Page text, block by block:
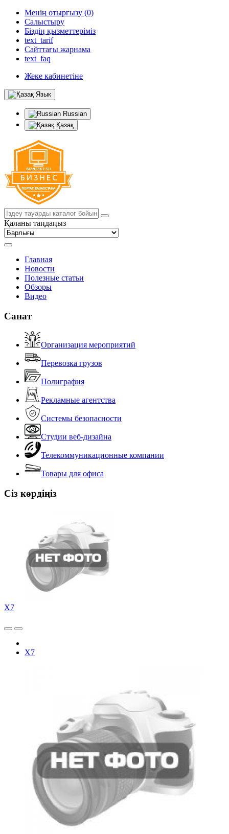
Менің отырғызу (0)
Салыстыру
Біздің қызметтеріміз
text_tarif
Сайттағы жарнама
text_faq
Жеке кабинетіне
Язык
Russian
Қазақ
Қаланы таңдаңыз
Главная
Новости
Полезные статьи
Обзоры
Видео
Санат
Организация мероприятий
Перевозка грузов
Полиграфия
Рекламные агентства
Системы безопасности
Студии веб-дизайна
Телекоммуникационные компании
Товары для офиса
Сіз көрдіңіз
X7
X7